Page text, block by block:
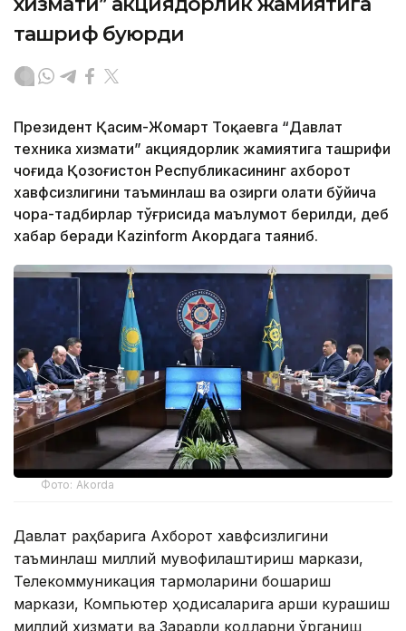
ташриф буюрди
Президент Қасим-Жомарт Тоқаевга “Давлат
техника хизмати” акциядорлик жамиятига ташрифи
чоғида Қозоғистон Республикасининг ахборот
хавфсизлигини таъминлаш ва ҳозирги ҳолати бўйича
чора-тадбирлар тўғрисида маълумот берилди, деб
хабар беради Каzinform Акордага таяниб.
Фото: Akorda
Давлат раҳбарига Ахборот хавфсизлигини
таъминлаш миллий мувофиқлаштириш маркази,
Телекоммуникация тармоқларини бошқариш
маркази, Компьютер ҳодисаларига қарши курашиш
миллий хизмати ва Зарарли кодларни ўрганиш